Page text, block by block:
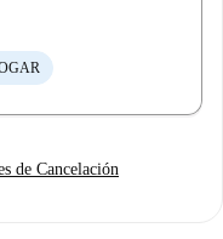
de Cancelación